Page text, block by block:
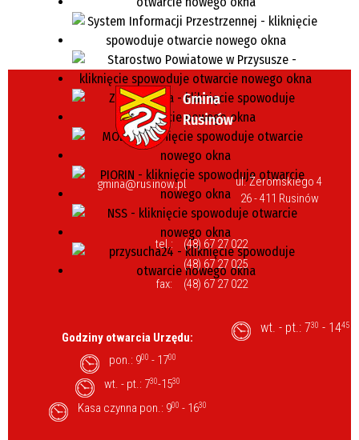
gmina@rusinow.pl
ul. Żeromskiego 4
26 - 411 Rusinów
tel.:
(48) 67 27 022
(48) 67 27 025
fax:
(48) 67 27 022
Godziny otwarcia Urzędu:
pon.: 900 - 1700
wt. - pt.: 730-1530
Kasa czynna pon.: 900 - 1630
wt. - pt.: 730 - 1445